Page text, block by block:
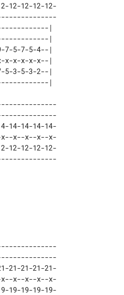
12-12-12-12-
|
|
7-5-7-5-4--|
x-x-x-x-x--|
5-3-5-3-2--|
14-14-14-14-
x--x--x--x-
12-12-12-12-
21-21-21-21-
x--x--x--x-
19-19-19-19-